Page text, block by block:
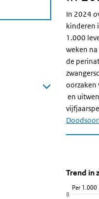
In 2024
kinderen
1.000
weken
de
oorzaken
en
Sla de
Lijn
Per 1.000
Trend in
8